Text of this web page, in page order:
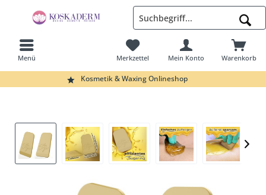
Kosmetik & Waxing Onlineshop
Menü Warenkorb
Merkzettel Mein Konto